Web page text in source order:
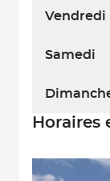
Vendredi
Samedi
Horaires